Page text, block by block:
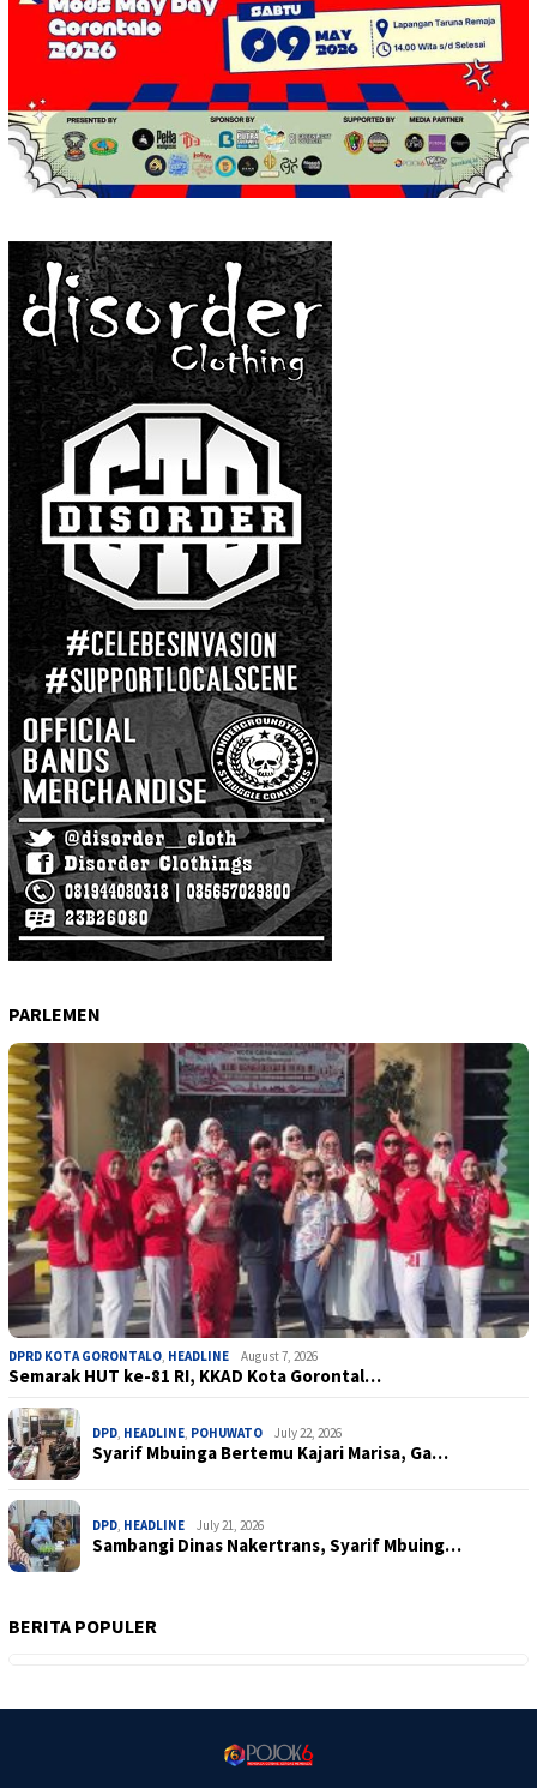
PARLEMEN
DPRD KOTA GORONTALO, HEADLINE August 7, 2026
Semarak HUT ke-81 RI, KKAD Kota Gorontal…
DPD, HEADLINE, POHUWATO July 22, 2026
Syarif Mbuinga Bertemu Kajari Marisa, Ga…
DPD, HEADLINE July 21, 2026
Sambangi Dinas Nakertrans, Syarif Mbuing…
BERITA POPULER